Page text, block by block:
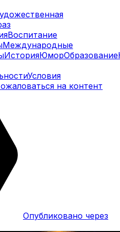
Воспитание
Международные
ИсторияЮморОбразование
Условия
на контент
Опубликовано через